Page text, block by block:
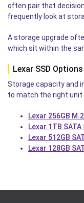
often pair that
frequently look at
A storage upgrade
which sit within the
Lexar SSD
Storage capacity and
to match the right unit
Lexar 256GB
Lexar 1TB SATA
Lexar 512GB
Lexar 128GB